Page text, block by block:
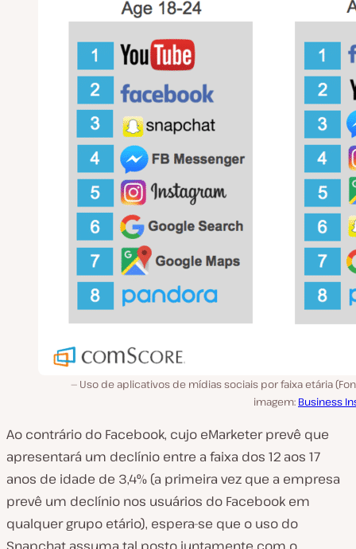
Uso de aplicativos de mídias sociais por faixa etária
imagem: Business
Ao contrário do Facebook, cujo eMarketer prevê que
apresentará um declínio entre a faixa dos 12 aos 17
anos de idade de 3,4% (a primeira vez que a empresa
prevê um declínio nos usuários do Facebook em
qualquer grupo etário), espera-se que o uso do